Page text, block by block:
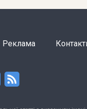
Реклама